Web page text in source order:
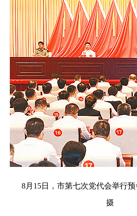
8月15日，市第七次党代会举行
摄